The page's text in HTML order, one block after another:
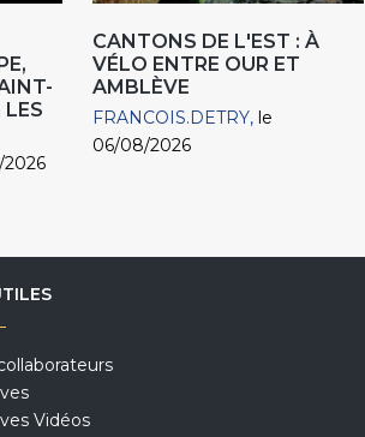
LES
CANTONS DE L'EST : À
VÉLO ENTRE OUR ET
AMBLÈVE
FRANCOIS.DETRY le
06/08/2026
Vidéos